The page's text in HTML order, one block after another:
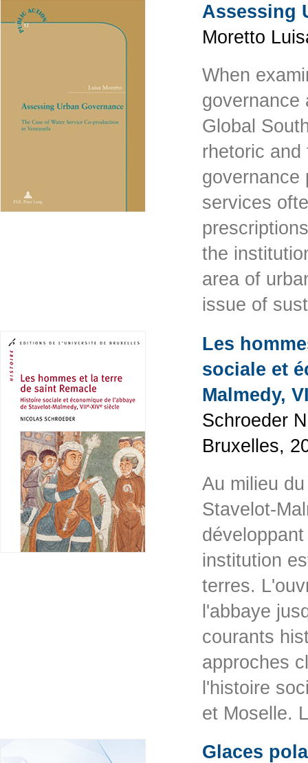
Assessing
Moretto
When
governance
Global
rhetoric and
governance
services
the
area of
issue of
Les
sociale et
Malmedy,
Schroeder
Bruxelles,
Au milieu
Stavelot-
institution
terres.
l'abbaye
courants
approches
l'histoire
et Moselle.
Glaces